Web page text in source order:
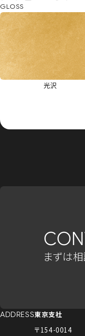
GLOSS
光沢
まずは
ADDRESS東京支社
〒154-0014